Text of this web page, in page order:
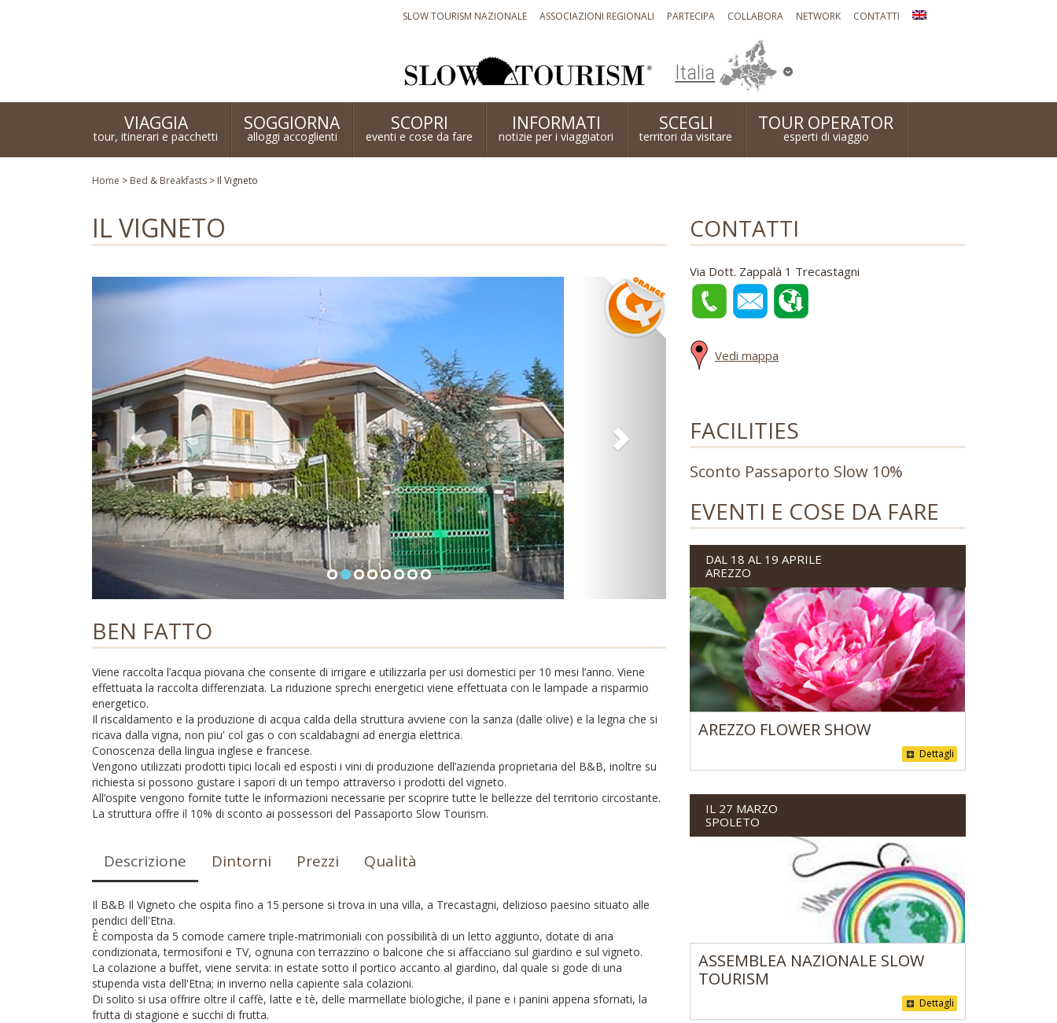
SLOW TOURISM NAZIONALE ASSOCIAZIONI REGIONALI PARTECIPA COLLABORA NETWORK CONTATTI
Turismo responsabile ed ecosostenibile
Italia
VIAGGIA
tour, itinerari e pacchetti
SOGGIORNA
alloggi accoglienti
SCOPRI
eventi e cose da fare
INFORMATI
notizie per i viaggiatori
SCEGLI
territori da visitare
TOUR OPERATOR
esperti di viaggio
Home > Bed & Breakfasts > Il Vigneto
IL VIGNETO
BEN FATTO
Viene raccolta l’acqua piovana che consente di irrigare e utilizzarla per usi domestici per 10 mesi l’anno. Viene
effettuata la raccolta differenziata. La riduzione sprechi energetici viene effettuata con le lampade a risparmio
energetico.
Il riscaldamento e la produzione di acqua calda della struttura avviene con la sanza (dalle olive) e la legna che si
ricava dalla vigna, non piu' col gas o con scaldabagni ad energia elettrica.
Conoscenza della lingua inglese e francese.
Vengono utilizzati prodotti tipici locali ed esposti i vini di produzione dell’azienda proprietaria del B&B, inoltre su
richiesta si possono gustare i sapori di un tempo attraverso i prodotti del vigneto.
All’ospite vengono fornite tutte le informazioni necessarie per scoprire tutte le bellezze del territorio circostante.
La struttura offre il 10% di sconto ai possessori del Passaporto Slow Tourism.
Descrizione Dintorni Prezzi Qualità
Il B&B Il Vigneto che ospita fino a 15 persone si trova in una villa, a Trecastagni, delizioso paesino situato alle
pendici dell'Etna.
È composta da 5 comode camere triple-matrimoniali con possibilità di un letto aggiunto, dotate di aria
condizionata, termosifoni e TV, ognuna con terrazzino o balcone che si affacciano sul giardino e sul vigneto.
La colazione a buffet, viene servita: in estate sotto il portico accanto al giardino, dal quale si gode di una
stupenda vista dell'Etna; in inverno nella capiente sala colazioni.
Di solito si usa offrire oltre il caffè, latte e tè, delle marmellate biologiche, il pane e i panini appena sfornati, la
frutta di stagione e succhi di frutta.
CONTATTI
Via Dott. Zappalà 1 Trecastagni
Vedi mappa
FACILITIES
Sconto Passaporto Slow 10%
EVENTI E COSE DA FARE
DAL 18 AL 19 APRILE
AREZZO
AREZZO FLOWER SHOW
Dettagli
IL 27 MARZO
SPOLETO
ASSEMBLEA NAZIONALE SLOW
TOURISM
Dettagli